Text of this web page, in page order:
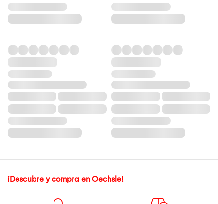
¡Descubre y compra en Oechsle!